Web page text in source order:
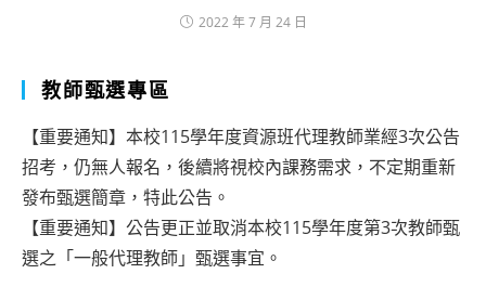
2022 年 7 月 24 日
教師甄選專區
【重要通知】本校115學年度資源班代理教師業經3次公告
招考，仍無人報名，後續將視校內課務需求，不定期重新
發布甄選簡章，特此公告。
【重要通知】公告更正並取消本校115學年度第3次教師甄
選之「一般代理教師」甄選事宜。